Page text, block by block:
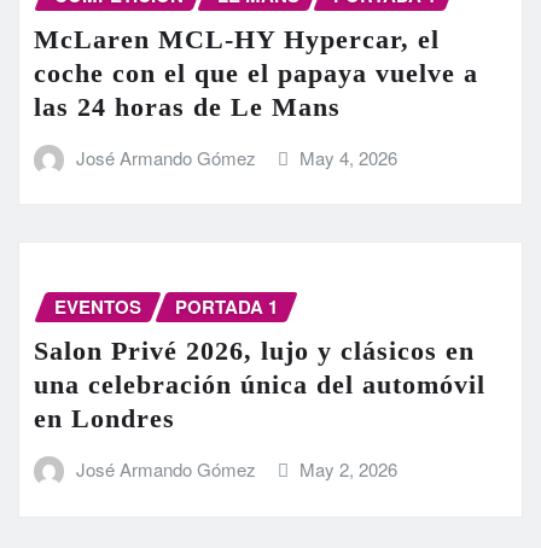
McLaren MCL-HY Hypercar, el
coche con el que el papaya vuelve a
las 24 horas de Le Mans
José Armando Gómez May 4, 2026
EVENTOS PORTADA 1
Salon Privé 2026, lujo y clásicos en
una celebración única del automóvil
en Londres
José Armando Gómez May 2, 2026